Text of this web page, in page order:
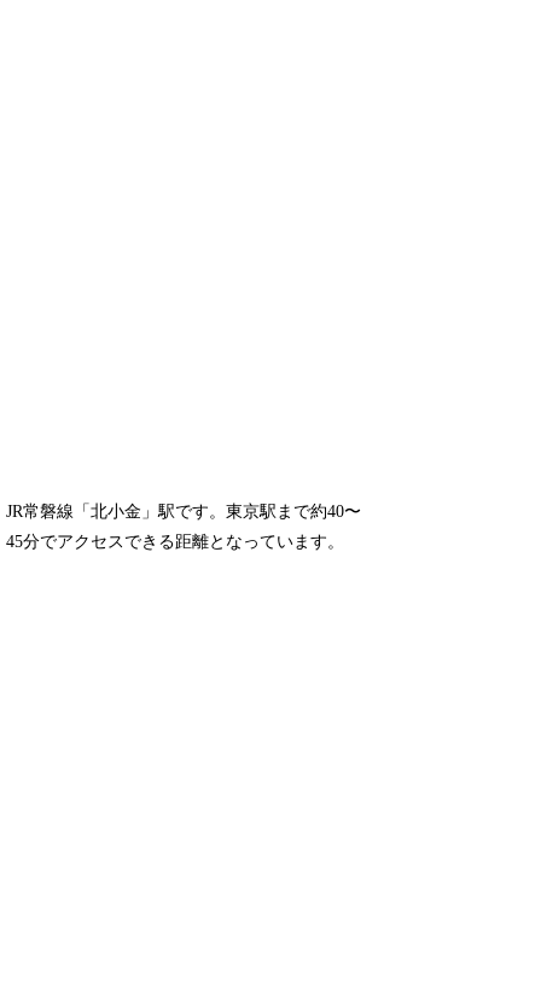
JR常磐線「北小金」駅です。東京駅まで約40〜
45分でアクセスできる距離となっています。